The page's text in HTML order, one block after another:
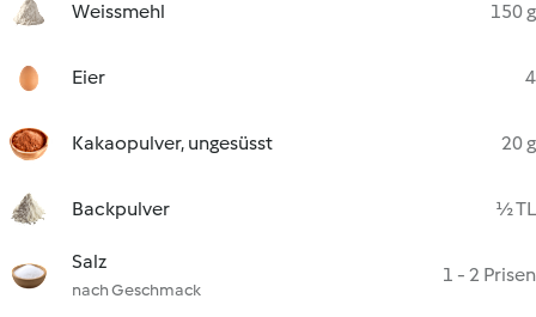
Weissmehl 150 g
Eier 4
Kakaopulver, ungesüsst 20 g
Backpulver ½ TL
Salz
nach Geschmack
1 - 2 Prisen